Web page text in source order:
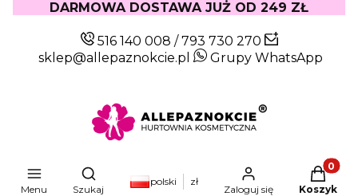
DARMOWA DOSTAWA JUŻ OD 249 ZŁ
516 140 008 /793 730 270
sklep@allepaznokcie.pl
Grupy WhatsApp
Menu
Otwórz wyszukiwarkę
Szukaj
polski zł
Zaloguj się Koszyk